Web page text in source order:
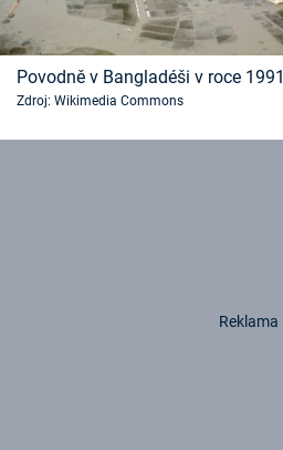
Povodně v Bangladéši v roce 1991
Zdroj: Wikimedia Commons